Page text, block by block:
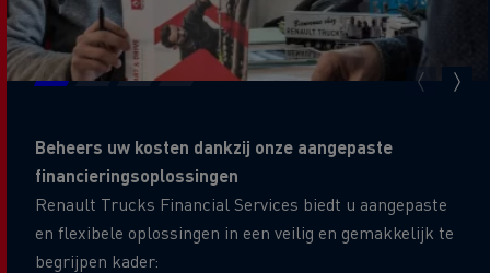
Beheers uw kosten dankzij onze aangepaste
financieringsoplossingen
Renault Trucks Financial Services biedt u aangepaste
en flexibele oplossingen in een veilig en gemakkelijk te
begrijpen kader: